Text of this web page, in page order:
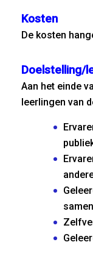
Kosten
De kosten
Doelstelling/
Aan het einde
leerlingen van